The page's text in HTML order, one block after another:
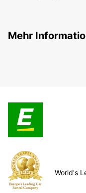
Mehr
World's